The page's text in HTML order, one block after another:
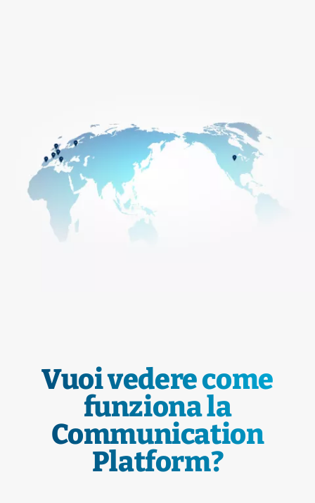
Vuoi vedere come
funziona la
Communication
Platform?